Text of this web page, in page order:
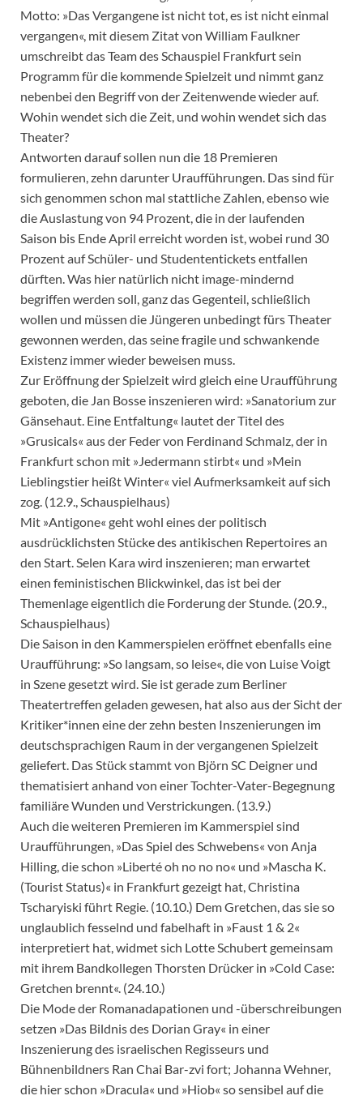
Motto: »Das Vergangene ist nicht tot, es ist nicht einmal
vergangen«, mit diesem Zitat von William Faulkner
umschreibt das Team des Schauspiel Frankfurt sein
Programm für die kommende Spielzeit und nimmt ganz
nebenbei den Begriff von der Zeitenwende wieder auf.
Wohin wendet sich die Zeit, und wohin wendet sich das
Theater?
Antworten darauf sollen nun die 18 Premieren
formulieren, zehn darunter Uraufführungen. Das sind für
sich genommen schon mal stattliche Zahlen, ebenso wie
die Auslastung von 94 Prozent, die in der laufenden
Saison bis Ende April erreicht worden ist, wobei rund 30
Prozent auf Schüler- und Studententickets entfallen
dürften. Was hier natürlich nicht image-mindernd
begriffen werden soll, ganz das Gegenteil, schließlich
wollen und müssen die Jüngeren unbedingt fürs Theater
gewonnen werden, das seine fragile und schwankende
Existenz immer wieder beweisen muss.
Zur Eröffnung der Spielzeit wird gleich eine Uraufführung
geboten, die Jan Bosse inszenieren wird: »Sanatorium zur
Gänsehaut. Eine Entfaltung« lautet der Titel des
»Grusicals« aus der Feder von Ferdinand Schmalz, der in
Frankfurt schon mit »Jedermann stirbt« und »Mein
Lieblingstier heißt Winter« viel Aufmerksamkeit auf sich
zog. (12.9., Schauspielhaus)
Mit »Antigone« geht wohl eines der politisch
ausdrücklichsten Stücke des antikischen Repertoires an
den Start. Selen Kara wird inszenieren; man erwartet
einen feministischen Blickwinkel, das ist bei der
Themenlage eigentlich die Forderung der Stunde. (20.9.,
Schauspielhaus)
Die Saison in den Kammerspielen eröffnet ebenfalls eine
Uraufführung: »So langsam, so leise«, die von Luise Voigt
in Szene gesetzt wird. Sie ist gerade zum Berliner
Theatertreffen geladen gewesen, hat also aus der Sicht der
Kritiker*innen eine der zehn besten Inszenierungen im
deutschsprachigen Raum in der vergangenen Spielzeit
geliefert. Das Stück stammt von Björn SC Deigner und
thematisiert anhand von einer Tochter-Vater-Begegnung
familiäre Wunden und Verstrickungen. (13.9.)
Auch die weiteren Premieren im Kammerspiel sind
Uraufführungen, »Das Spiel des Schwebens« von Anja
Hilling, die schon »Liberté oh no no no« und »Mascha K.
(Tourist Status)« in Frankfurt gezeigt hat, Christina
Tscharyiski führt Regie. (10.10.) Dem Gretchen, das sie so
unglaublich fesselnd und fabelhaft in »Faust 1 & 2«
interpretiert hat, widmet sich Lotte Schubert gemeinsam
mit ihrem Bandkollegen Thorsten Drücker in »Cold Case:
Gretchen brennt«. (24.10.)
Die Mode der Romanadapationen und -überschreibungen
setzen »Das Bildnis des Dorian Gray« in einer
Inszenierung des israelischen Regisseurs und
Bühnenbildners Ran Chai Bar-zvi fort; Johanna Wehner,
die hier schon »Dracula« und »Hiob« so sensibel auf die